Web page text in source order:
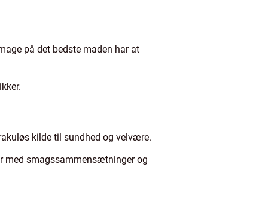
på det bedste maden har at
kilde til sundhed og velvære.
med smagssammensætninger og